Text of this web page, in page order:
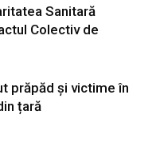
Sanitară
Colectiv de
prăpăd și victime în
țară